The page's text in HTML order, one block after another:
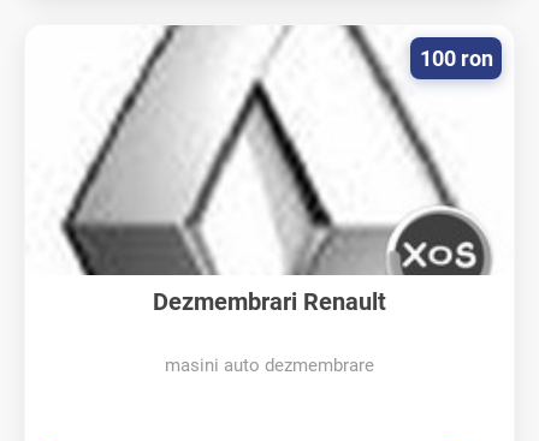
Dezmembrari Renault
masini auto dezmembrare
100 ron